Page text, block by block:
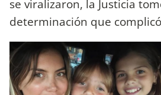
se viralizaron, la Justicia
determinación que